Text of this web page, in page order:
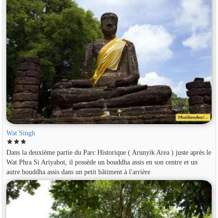
Wat Singh
starstarstar
Dans la deuxième partie du Parc Historique ( Arunyik Area ) juste après le
Wat Phra Si Ariyabot, il possède un bouddha assis en son centre et un
autre bouddha assis dans un petit bâtiment à l'arrière